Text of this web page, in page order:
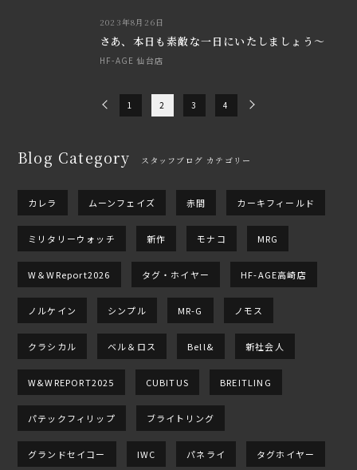
2023年8月26日
さあ、本日も素敵な一日にいたしましょう～
HF-AGE 仙台店
1 2 3 4
Blog Category スタッフブログ カテゴリー
カレラ ムーンフェイズ 赤間 カーキフィールド
ミリタリーウォッチ 新作 モナコ MRG
W＆WReport2026 タグ・ホイヤー HF-AGE高崎店
ノルケイン シンプル MR-G ノモス
クラシカル ベル＆ロス Bell& 新社会人
W&WREPORT2025 CUBITUS BREITLING
パテックフィリップ ブライトリング
グランドセイコー IWC パネライ タグホイヤー